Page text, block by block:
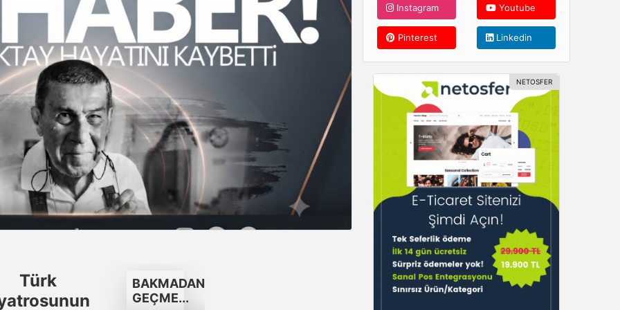
Türk
BAKMADAN
GEÇME...
Instagram Youtube
Pinterest Linkedin